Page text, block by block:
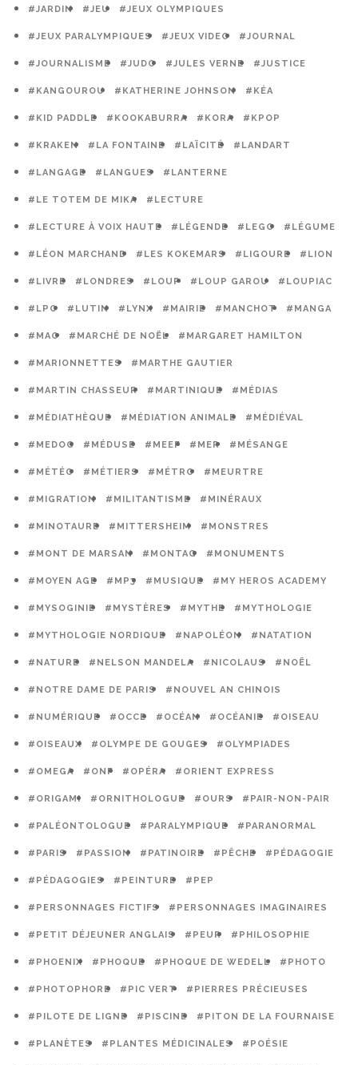
#JARDIN #JEU #JEUX OLYMPIQUES
#JEUX PARALYMPIQUES #JEUX VIDEO #JOURNAL
#JOURNALISME #JUDO #JULES VERNE #JUSTICE
#KANGOUROU #KATHERINE JOHNSON #KÉA
#KID PADDLE #KOOKABURRA #KORA #KPOP
#KRAKEN #LA FONTAINE #LAÏCITÉ #LANDART
#LANGAGE #LANGUES #LANTERNE
#LE TOTEM DE MIKA #LECTURE
#LECTURE À VOIX HAUTE #LÉGENDE #LEGO #LÉGUME
#LÉON MARCHAND #LES KOKEMARS #LIGOURE #LION
#LIVRE #LONDRES #LOUP #LOUP GAROU #LOUPIAC
#LPO #LUTIN #LYNX #MAIRIE #MANCHOT #MANGA
#MAO #MARCHÉ DE NOËL #MARGARET HAMILTON
#MARIONNETTES #MARTHE GAUTIER
#MARTIN CHASSEUR #MARTINIQUE #MÉDIAS
#MÉDIATHÈQUE #MÉDIATION ANIMALE #MÉDIÉVAL
#MEDOC #MÉDUSE #MEEF #MER #MÉSANGE
#MÉTÉO #MÉTIERS #MÉTRO #MEURTRE
#MIGRATION #MILITANTISME #MINÉRAUX
#MINOTAURE #MITTERSHEIM #MONSTRES
#MONT DE MARSAN #MONTAG #MONUMENTS
#MOYEN AGE #MP3 #MUSIQUE #MY HEROS ACADEMY
#MYSOGINIE #MYSTÈRES #MYTHE #MYTHOLOGIE
#MYTHOLOGIE NORDIQUE #NAPOLÉON #NATATION
#NATURE #NELSON MANDELA #NICOLAUS #NOËL
#NOTRE DAME DE PARIS #NOUVEL AN CHINOIS
#NUMÉRIQUE #OCCE #OCÉAN #OCÉANIE #OISEAU
#OISEAUX #OLYMPE DE GOUGES #OLYMPIADES
#OMEGA #ONF #OPÉRA #ORIENT EXPRESS
#ORIGAMI #ORNITHOLOGUE #OURS #PAIR-NON-PAIR
#PALÉONTOLOGUE #PARALYMPIQUE #PARANORMAL
#PARIS #PASSION #PATINOIRE #PÊCHE #PÉDAGOGIE
#PÉDAGOGIES #PEINTURE #PEP
#PERSONNAGES FICTIFS #PERSONNAGES IMAGINAIRES
#PETIT DÉJEUNER ANGLAIS #PEUR #PHILOSOPHIE
#PHOENIX #PHOQUE #PHOQUE DE WEDELL #PHOTO
#PHOTOPHORE #PIC VERT #PIERRES PRÉCIEUSES
#PILOTE DE LIGNE #PISCINE #PITON DE LA FOURNAISE
#PLANÈTES #PLANTES MÉDICINALES #POÉSIE